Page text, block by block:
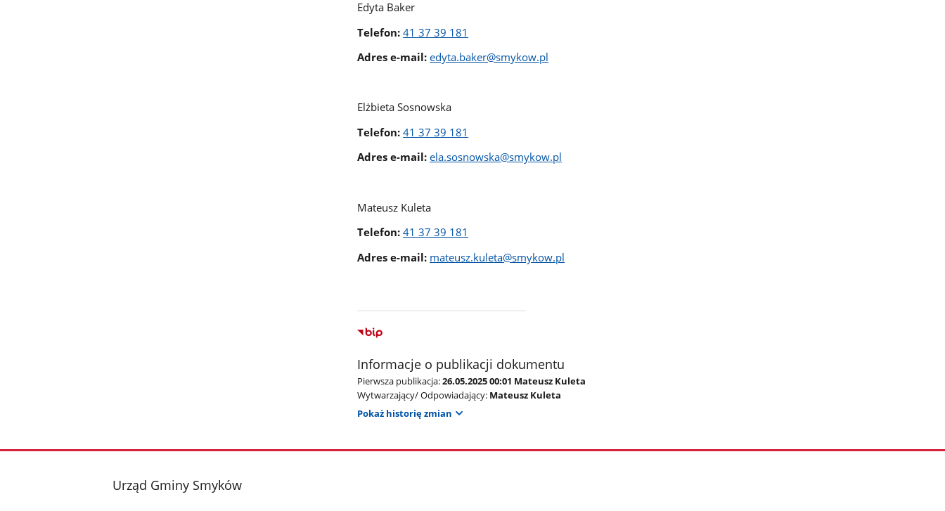
Edyta Baker
Telefon: 41 37 39 181
Adres e-mail:edyta.baker@smykow.pl
Elżbieta Sosnowska
Telefon: 41 37 39 181
Adres e-mail: ela.sosnowska@smykow.pl
Mateusz Kuleta
Telefon: 41 37 39 181
Adres e-mail: mateusz.kuleta@smykow.pl
Informacje o publikacji dokumentu
Pierwsza publikacja:26.05.2025 00:01 Mateusz Kuleta
Wytwarzający/ Odpowiadający: Mateusz Kuleta
Pokaż historię zmian
stopka
Urząd Gminy Smyków